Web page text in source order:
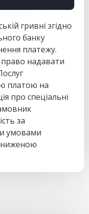
гривні згідно
банку
платежу.
надавати
платою на
про спеціальні
за
умовами